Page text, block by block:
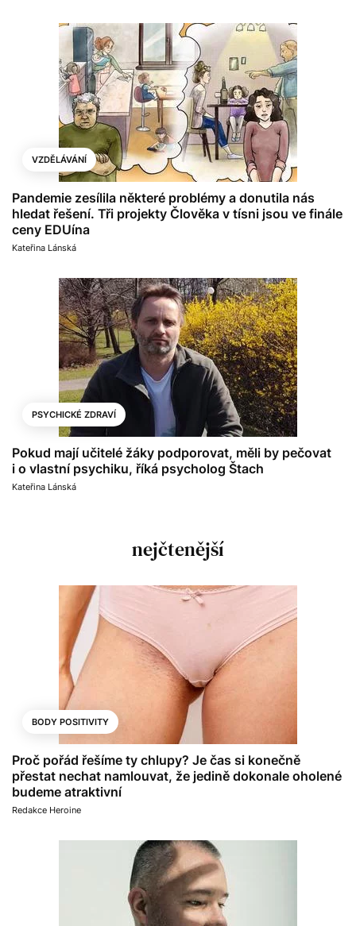
VZDĚLÁVÁNÍ
Pandemie zesílila některé problémy a donutila nás
hledat řešení. Tři projekty Člověka v tísni jsou ve finále
ceny EDUína
Kateřina Lánská
PSYCHICKÉ ZDRAVÍ
Pokud mají učitelé žáky podporovat, měli by pečovat
i o vlastní psychiku, říká psycholog Štach
Kateřina Lánská
nejčtenější
BODY POSITIVITY
Proč pořád řešíme ty chlupy? Je čas si konečně
přestat nechat namlouvat, že jedině dokonale oholené
budeme atraktivní
Redakce Heroine